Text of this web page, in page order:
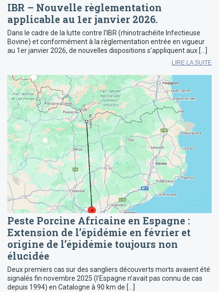
IBR – Nouvelle règlementation
applicable au 1er janvier 2026.
Dans le cadre de la lutte contre l’IBR (rhinotrachéite Infectieuse
Bovine) et conformément à la règlementation entrée en vigueur
au 1er janvier 2026, de nouvelles dispositions s’appliquent aux […]
LIRE LA SUITE
Peste Porcine Africaine en Espagne :
Extension de l’épidémie en février et
origine de l’épidémie toujours non
élucidée
Deux premiers cas sur des sangliers découverts morts avaient été
signalés fin novembre 2025 (l’Espagne n’avait pas connu de cas
depuis 1994) en Catalogne à 90 km de […]